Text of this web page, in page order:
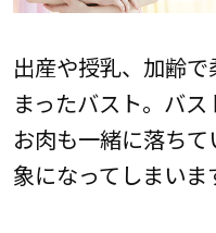
出産や授乳、加齢
まったバスト。バ
お肉も一緒に落ち
象になってしまいま